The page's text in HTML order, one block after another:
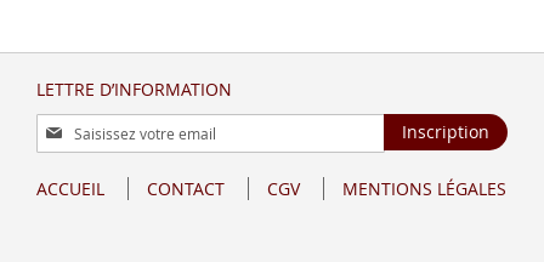
LETTRE D’INFORMATION
Inscription
à
lettre
Inscription
ACCUEIL CONTACT CGV MENTIONS LÉGALES